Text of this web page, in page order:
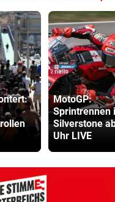
MotoGP:
Sprintrennen
Silverstone
Uhr LIVE